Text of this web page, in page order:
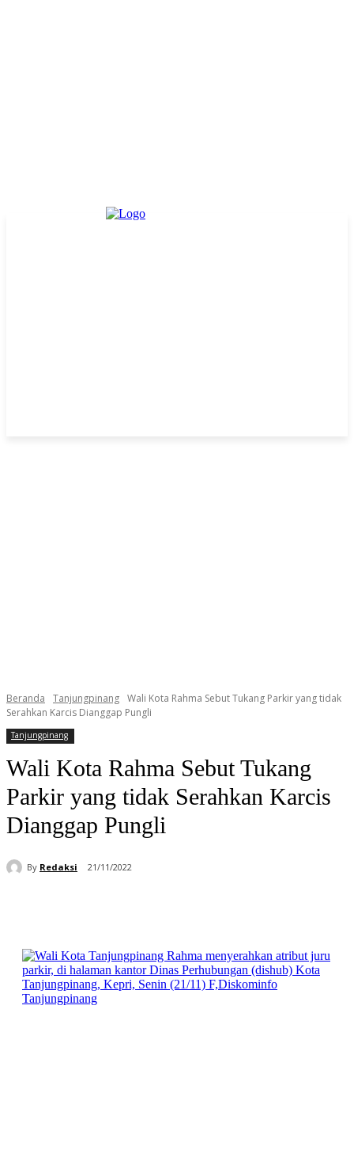
Beranda Tanjungpinang Wali Kota Rahma Sebut Tukang Parkir yang tidak
Serahkan Karcis Dianggap Pungli
Tanjungpinang
Wali Kota Rahma Sebut Tukang
Parkir yang tidak Serahkan Karcis
Dianggap Pungli
By Redaksi 21/11/2022